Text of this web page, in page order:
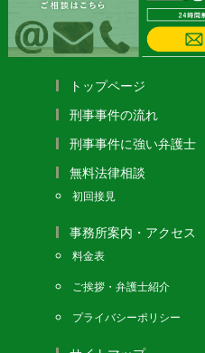
トップページ
刑事事件の流れ
刑事事件に強い弁護士
無料法律相談
初回接見
事務所案内・アクセス
料金表
ご挨拶・弁護士紹介
プライバシーポリシー